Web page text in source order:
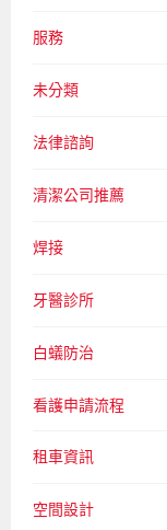
服務
未分類
法律諮詢
清潔公司推薦
焊接
牙醫診所
白蟻防治
看護申請流程
租車資訊
空間設計